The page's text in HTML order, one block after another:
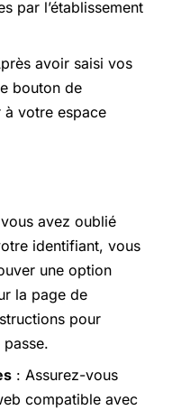
par l’établissement
avoir saisi vos
bouton de
votre espace
avez oublié
identifiant, vous
une option
la page de
pour
: Assurez-vous
compatible avec